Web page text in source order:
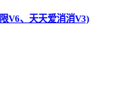
V6、天天爱消消V3)